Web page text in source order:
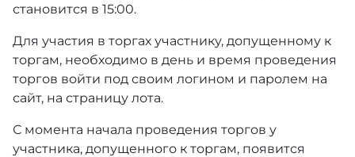
становится в 15:00.
Для участия в торгах участнику, допущенному к
торгам, необходимо в день и время проведения
торгов войти под своим логином и паролем на
сайт, на страницу лота.
С момента начала проведения торгов у
участника, допущенного к торгам, появится